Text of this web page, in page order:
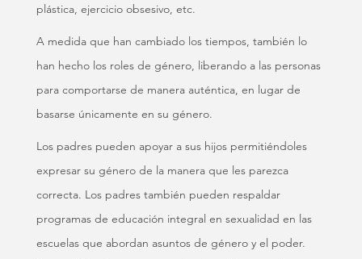
plástica, ejercicio obsesivo, etc.
A medida que han cambiado los tiempos, también lo
han hecho los roles de género, liberando a las personas
para comportarse de manera auténtica, en lugar de
basarse únicamente en su género.
Los padres pueden apoyar a sus hijos permitiéndoles
expresar su género de la manera que les parezca
correcta. Los padres también pueden respaldar
programas de educación integral en sexualidad en las
escuelas que abordan asuntos de género y el poder.